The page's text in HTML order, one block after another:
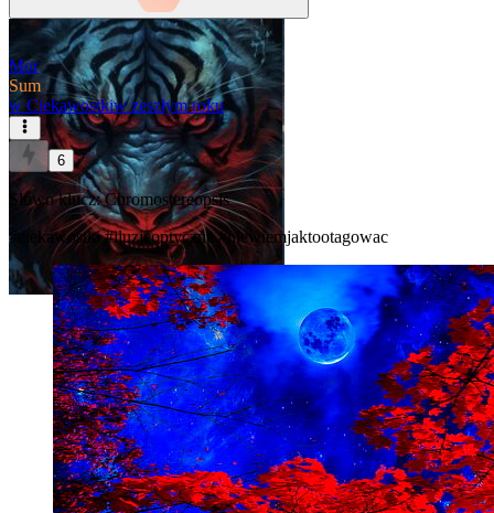
Mor
Sum
w Ciekawostkiw zeszłym roku
6
Słowo klucz: Chromostereopsis
#ciekawostki #iluzjeoptyczne #niewiemjaktootagowac